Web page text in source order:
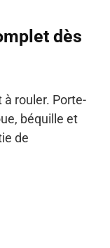
dès
à rouler. Porte-
béquille et
de